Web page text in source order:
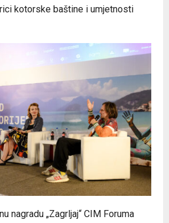
kotorske baštine i umjetnosti
nagradu „Zagrljaj“ CIM Foruma